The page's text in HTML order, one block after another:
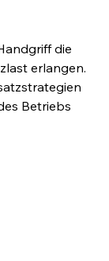
die
erlangen.
Betriebs